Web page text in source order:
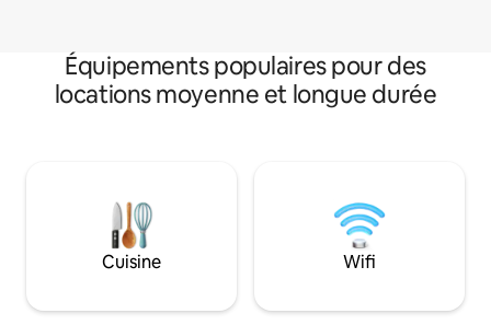
Équipements populaires pour des
locations moyenne et longue durée
Cuisine Wifi